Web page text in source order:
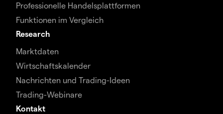
Professionelle Handelsplattformen
Funktionen im Vergleich
Research
Marktdaten
Wirtschaftskalender
Nachrichten und Trading-Ideen
Trading-Webinare
Kontakt